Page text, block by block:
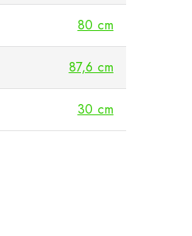
80 cm
87,6 cm
30 cm